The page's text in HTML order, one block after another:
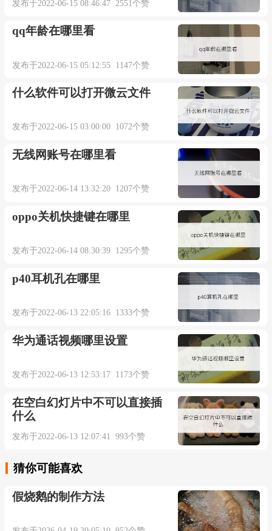
发布于2022-06-15 08:46:47 2551个赞
qq年龄在哪里看
发布于2022-06-15 05:12:55 1147个赞
什么软件可以打开微云文件
发布于2022-06-15 03:00:00 1072个赞
无线网账号在哪里看
发布于2022-06-14 13:32:20 1207个赞
oppo关机快捷键在哪里
发布于2022-06-14 08:30:39 1295个赞
p40耳机孔在哪里
发布于2022-06-13 22:05:16 1333个赞
华为通话视频哪里设置
发布于2022-06-13 12:53:17 1173个赞
在空白幻灯片中不可以直接插
什么
发布于2022-06-13 12:07:41 993个赞
猜你可能喜欢
假烧鹅的制作方法